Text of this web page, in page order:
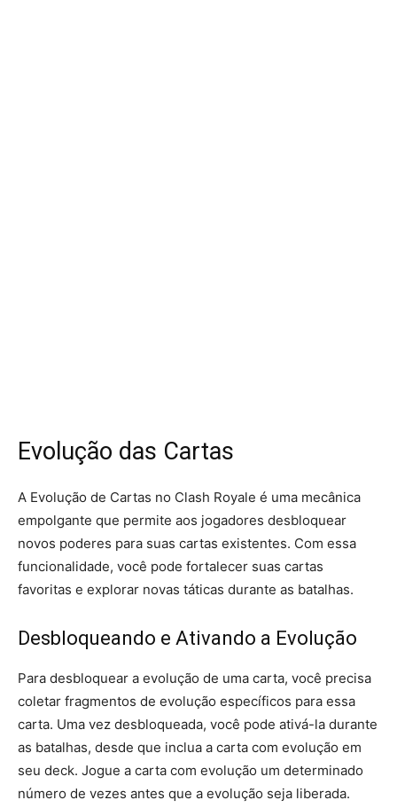
Evolução das Cartas
A Evolução de Cartas no Clash Royale é uma mecânica
empolgante que permite aos jogadores desbloquear
novos poderes para suas cartas existentes. Com essa
funcionalidade, você pode fortalecer suas cartas
favoritas e explorar novas táticas durante as batalhas.
Desbloqueando e Ativando a Evolução
Para desbloquear a evolução de uma carta, você precisa
coletar fragmentos de evolução específicos para essa
carta. Uma vez desbloqueada, você pode ativá-la durante
as batalhas, desde que inclua a carta com evolução em
seu deck. Jogue a carta com evolução um determinado
número de vezes antes que a evolução seja liberada.